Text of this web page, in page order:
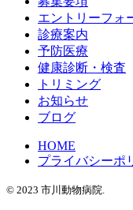
エントリーフォ
診療案内
予防医療
健康診断・検査
トリミング
お知らせ
ブログ
HOME
プライバシーポ
© 2023 市川動物病院.